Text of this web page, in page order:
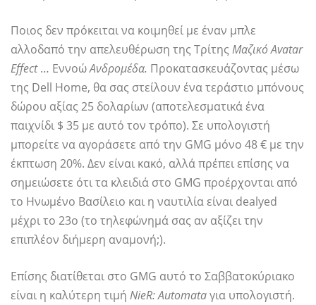
Ποιος δεν πρόκειται να κοιμηθεί με έναν μπλε
αλλοδαπό την απελευθέρωση της Τρίτης Μαζικό Avatar
Effect… ΕννοώΑνδρομέδα. Προκατασκευάζοντας μέσω
της Dell Home, θα σας στείλουν ένα τεράστιο μπόνους
δώρου αξίας 25 δολαρίων (αποτελεσματικά ένα
παιχνίδι $ 35 με αυτό τον τρόπο). Σε υπολογιστή
μπορείτε να αγοράσετε από την GMG μόνο 48 € με την
έκπτωση 20%. Δεν είναι κακό, αλλά πρέπει επίσης να
σημειώσετε ότι τα κλειδιά στο GMG προέρχονται από
το Ηνωμένο Βασίλειο και η ναυτιλία είναι dealyed
μέχρι το 23ο (το τηλεφώνημά σας αν αξίζει την
επιπλέον διήμερη αναμονή;).
Επίσης διατίθεται στο GMG αυτό το Σαββατοκύριακο
είναι η καλύτερη τιμή NieR: Automataγια υπολογιστή.